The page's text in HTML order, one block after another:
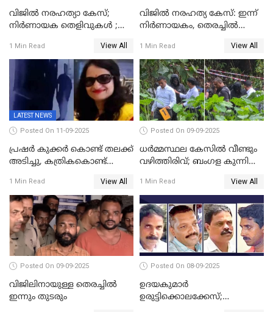
വിജിൽ നരഹത്യാ കേസ്;
നിർണായക തെളിവുകൾ ;
താടിയെല്ലും ലഭിച്ചു
1 Min Read View All
വിജിൽ നരഹത്യ കേസ്: ഇന്ന്
നിർണായകം, തെരച്ചിൽ
1 Min Read View All
LATEST NEWS
Posted On 11-09-2025
പ്രഷർ കുക്കർ കൊണ്ട് തലക്ക്
അടിച്ചു, കത്രികകൊണ്ട്
കൊലപ്പെടുത്തി; 5 പവൻ
സ്വർണ്ണവും ഒരു ലക്ഷം
രൂപയും കാണാതായി
1 Min Read View All
Posted On 09-09-2025
ധർമ്മസ്ഥല കേസിൽ വീണ്ടും
വഴിത്തിരിവ്; ബംഗള കുന്നിൽ
കണ്ടെത്തി
1 Min Read View All
Posted On 09-09-2025
വിജിലിനായുള്ള തെരച്ചിൽ
ഇന്നും തുടരും
Posted On 08-09-2025
ഉദയകുമാര്‍
ഉരുട്ടിക്കൊലക്കേസ്;